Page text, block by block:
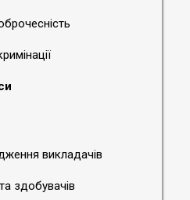
викладачів
здобувачів